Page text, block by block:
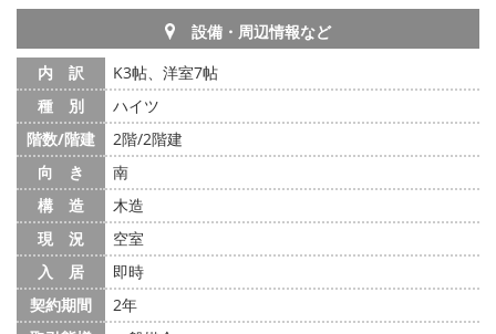
設備・周辺情報など
内 訳
K3帖、洋室7帖
種 別
ハイツ
階数/階建
2階/2階建
向 き
南
構 造
木造
現 況
空室
入 居
即時
契約期間
2年